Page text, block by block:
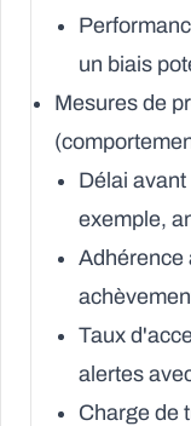
un biais
Mesures de
Délai
exemple,
Adhérence
Taux
alertes
Charge de